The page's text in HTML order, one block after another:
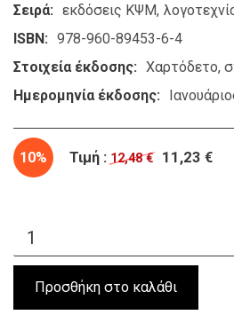
Σειρά
εκδόσεις ΚΨΜ
ISBN
978-960-89453-6-4
Στοιχεία έκδοσης
Χαρτόδετο,
Ημερομηνία έκδοσης
10% Τιμή : 12,48 € 11,23 €